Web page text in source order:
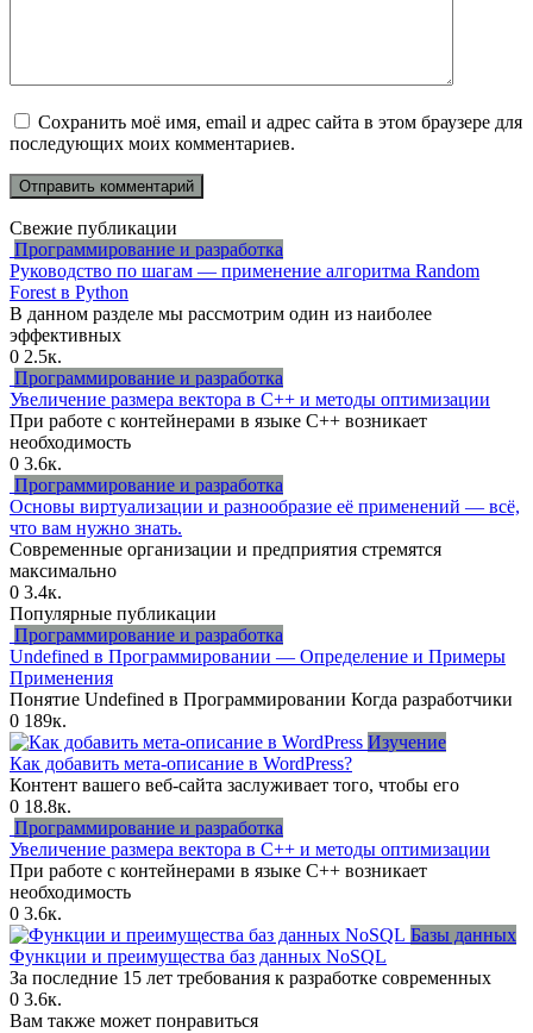
Сохранить моё имя, email и адрес сайта в этом браузере для
последующих моих комментариев.
Свежие публикации
Программирование и разработка
Руководство по шагам — применение алгоритма Random
Forest в Python
В данном разделе мы рассмотрим один из наиболее
эффективных
0 2.5к.
Программирование и разработка
Увеличение размера вектора в C++ и методы оптимизации
При работе с контейнерами в языке C++ возникает
необходимость
0 3.6к.
Программирование и разработка
Основы виртуализации и разнообразие её применений — всё,
что вам нужно знать.
Современные организации и предприятия стремятся
максимально
0 3.4к.
Популярные публикации
Программирование и разработка
Undefined в Программировании — Определение и Примеры
Применения
Понятие Undefined в Программировании Когда разработчики
0 189к.
Изучение
Как добавить мета-описание в WordPress?
Контент вашего веб-сайта заслуживает того, чтобы его
0 18.8к.
Программирование и разработка
Увеличение размера вектора в C++ и методы оптимизации
При работе с контейнерами в языке C++ возникает
необходимость
0 3.6к.
Базы данных
Функции и преимущества баз данных NoSQL
За последние 15 лет требования к разработке современных
0 3.6к.
Вам также может понравиться